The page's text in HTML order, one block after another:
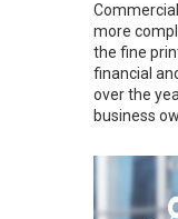
more
the fine
financial
over the
business